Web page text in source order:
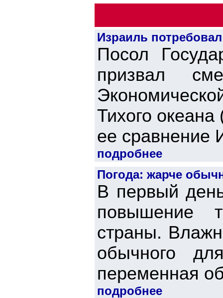
Израиль
Посол
призвал
Тихого
ее сравнение
подробнее
Погода: жарче
В первый
повышение
страны.
обычного
переменная
подробнее